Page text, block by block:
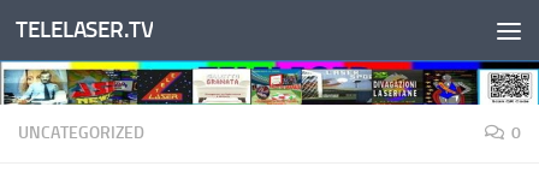
Salta al contenuto
TELELASER.TV
UNCATEGORIZED 0